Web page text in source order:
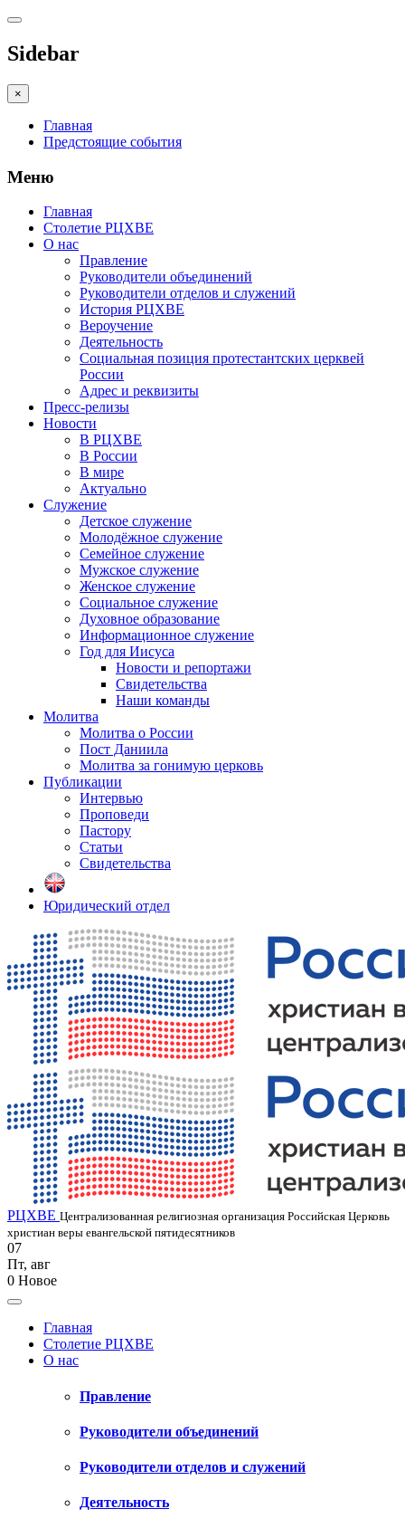
Sidebar
×
Главная
Предстоящие события
Меню
Главная
Столетие РЦХВЕ
О нас
Правление
Руководители объединений
Руководители отделов и служений
История РЦХВЕ
Вероучение
Деятельность
Социальная позиция протестантских церквей
России
Адрес и реквизиты
Пресс-релизы
Новости
В РЦХВЕ
В России
В мире
Актуально
Служение
Детское служение
Молодёжное служение
Семейное служение
Мужское служение
Женское служение
Социальное служение
Духовное образование
Информационное служение
Год для Иисуса
Новости и репортажи
Свидетельства
Наши команды
Молитва
Молитва о России
Пост Даниила
Молитва за гонимую церковь
Публикации
Интервью
Проповеди
Пастору
Статьи
Свидетельства
Юридический отдел
РЦХВЕ Централизованная религиозная организация Российская Церковь
христиан веры евангельской пятидесятников
07
Пт, авг
0 Новое
Главная
Столетие РЦХВЕ
О нас
Правление
Руководители объединений
Руководители отделов и служений
Деятельность